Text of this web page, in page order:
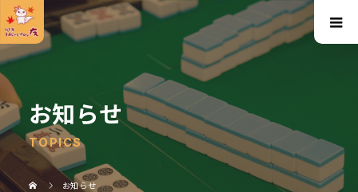
お知らせ
TOPICS
お知らせ